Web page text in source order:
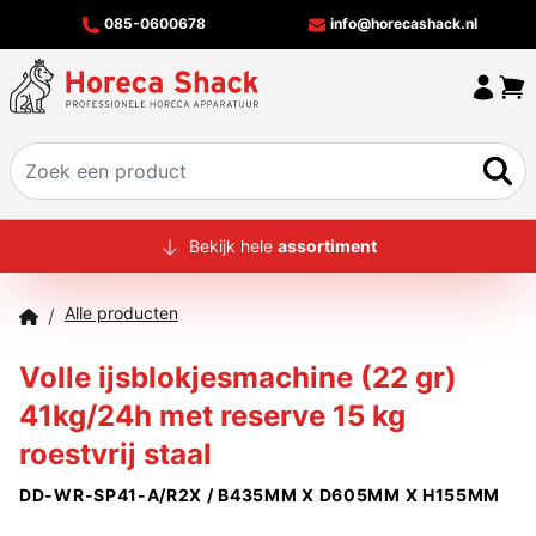
085-0600678 info@horecashack.nl
HOME
MERKEN
OFFERTECHECKER
Bekijk hele assortiment
/ Alle producten
Volle ijsblokjesmachine (22 gr)
41kg/24h met reserve 15 kg
roestvrij staal
DD-WR-SP41-A/R2X / B435MM X D605MM X H155MM